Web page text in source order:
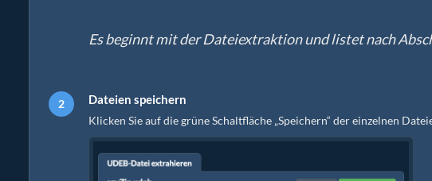
Es beginnt mit der Dateiextraktion und listet nach
Dateien speichern
Klicken Sie auf die grüne Schaltfläche „Speichern“ der einzelnen